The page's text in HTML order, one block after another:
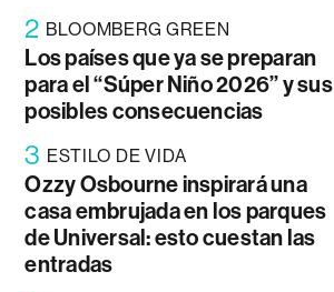
2 BLOOMBERG GREEN
Los países que ya se preparan
para el “Súper Niño 2026” y sus
posibles consecuencias
3 ESTILO DE VIDA
Ozzy Osbourne inspirará una
casa embrujada en los parques
de Universal: esto cuestan las
entradas